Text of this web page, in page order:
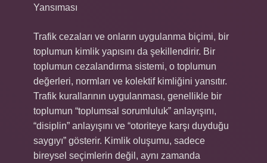
Yansıması
Trafik cezaları ve onların uygulanma biçimi, bir
toplumun kimlik yapısını da şekillendirir. Bir
toplumun cezalandırma sistemi, o toplumun
değerleri, normları ve kolektif kimliğini yansıtır.
Trafik kurallarının uygulanması, genellikle bir
toplumun “toplumsal sorumluluk” anlayışını,
“disiplin” anlayışını ve “otoriteye karşı duyduğu
saygıyı” gösterir. Kimlik oluşumu, sadece
bireysel seçimlerin değil, aynı zamanda